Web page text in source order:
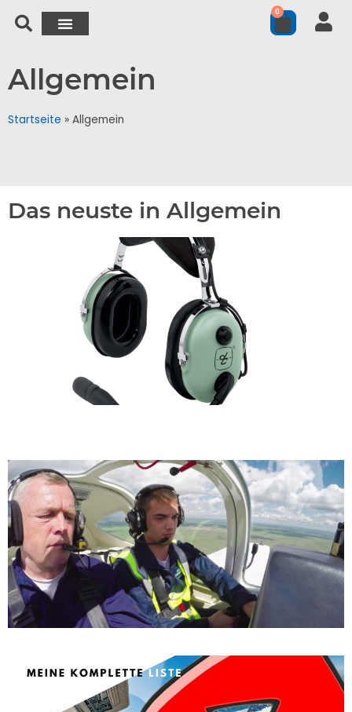
0
Allgemein
Startseite » Allgemein
Das neuste in Allgemein